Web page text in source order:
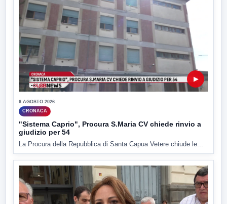
▶
6 AGOSTO 2026
CRONACA
"Sistema Caprio", Procura S.Maria CV chiede rinvio a
giudizio per 54
La Procura della Repubblica di Santa Capua Vetere chiude le...